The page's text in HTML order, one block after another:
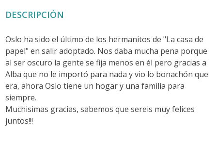
DESCRIPCIÓN
Oslo ha sido el último de los hermanitos de "La casa de
papel" en salir adoptado. Nos daba mucha pena porque
al ser oscuro la gente se fija menos en él pero gracias a
Alba que no le importó para nada y vio lo bonachón que
era, ahora Oslo tiene un hogar y una familia para
siempre.
Muchisimas gracias, sabemos que sereis muy felices
juntos!!!